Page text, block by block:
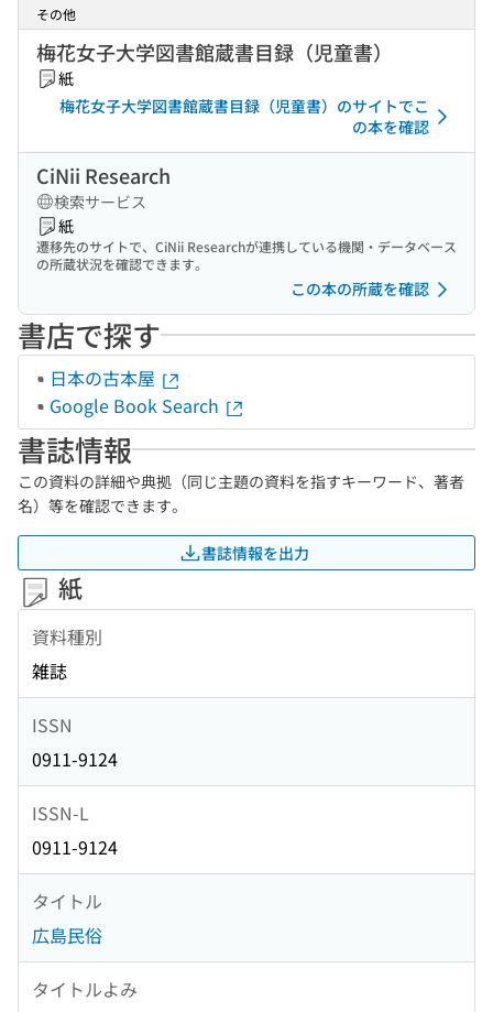
その他
梅花女子大学図書館蔵書目録（児童書）
紙
梅花女子大学図書館蔵書目録（児童書）のサイトでこ
の本を確認
CiNii Research
検索サービス
紙
遷移先のサイトで、CiNii Researchが連携している機関・データベース
の所蔵状況を確認できます。
この本の所蔵を確認
書店で探す
日本の古本屋
Google Book Search
書誌情報
この資料の詳細や典拠（同じ主題の資料を指すキーワード、著者
名）等を確認できます。
書誌情報を出力
紙
資料種別
雑誌
ISSN
0911-9124
ISSN-L
0911-9124
タイトル
広島民俗
タイトルよみ